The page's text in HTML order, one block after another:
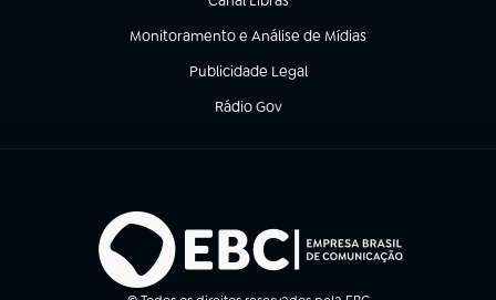
(abre em nova aba)
Monitoramento e Análise de Mídias
(abre em nova aba)
Publicidade Legal
(abre em nova aba)
Rádio Gov
(abre em nova aba)